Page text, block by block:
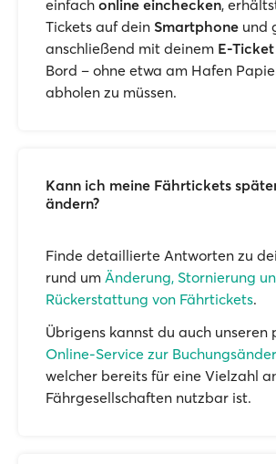
einfach online einchecken,
Tickets auf dein Smartphone und
anschließend mit deinem E-Ticket
Bord – ohne etwa am Hafen
abholen zu müssen.
Kann ich meine Fährtickets
ändern?
Finde detaillierte Antworten zu
rund um Änderung, Stornierung
Rückerstattung von Fährtickets.
Übrigens kannst du auch unseren
Online-Service zur
welcher bereits für eine Vielzahl
Fährgesellschaften nutzbar ist.